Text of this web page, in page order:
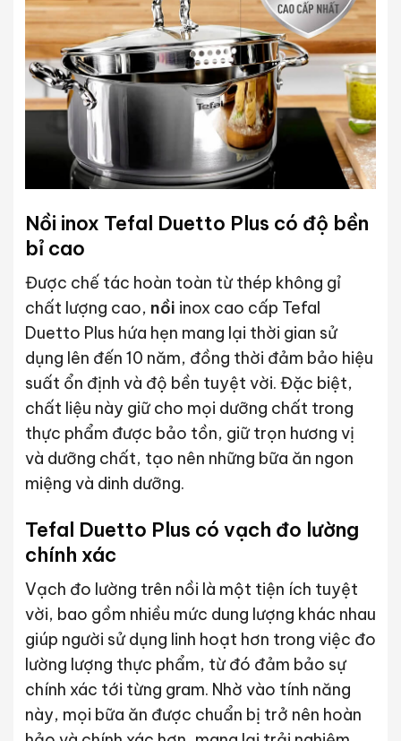
Nồi inox Tefal Duetto Plus có độ bền
bỉ cao
Được chế tác hoàn toàn từ thép không gỉ
chất lượng cao, nồi inox cao cấp Tefal
Duetto Plus hứa hẹn mang lại thời gian sử
dụng lên đến 10 năm, đồng thời đảm bảo hiệu
suất ổn định và độ bền tuyệt vời. Đặc biệt,
chất liệu này giữ cho mọi dưỡng chất trong
thực phẩm được bảo tồn, giữ trọn hương vị
và dưỡng chất, tạo nên những bữa ăn ngon
miệng và dinh dưỡng.
Tefal Duetto Plus có vạch đo lường
chính xác
Vạch đo lường trên nồi là một tiện ích tuyệt
vời, bao gồm nhiều mức dung lượng khác nhau
giúp người sử dụng linh hoạt hơn trong việc đo
lường lượng thực phẩm, từ đó đảm bảo sự
chính xác tới từng gram. Nhờ vào tính năng
này, mọi bữa ăn được chuẩn bị trở nên hoàn